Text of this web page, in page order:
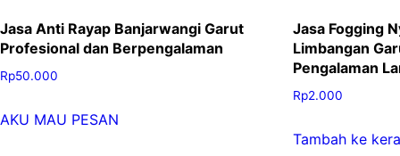
Jasa Anti Rayap Banjarwangi Garut
Profesional dan Berpengalaman
Rp50.000
AKU MAU PESAN
Jasa Fogging
Limbangan
Pengalaman
Rp2.000
Tambah ke